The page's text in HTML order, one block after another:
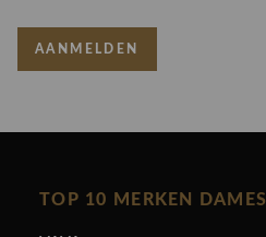
AANMELDEN
TOP 10 MERKEN DAMES